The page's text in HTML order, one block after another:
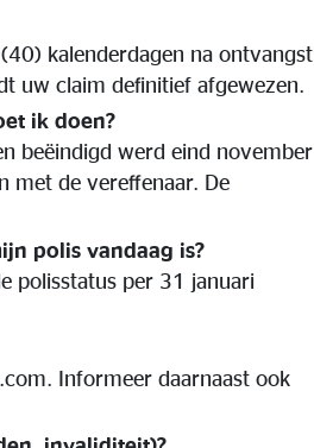
kalenderdagen na ontvangst
uw claim definitief afgewezen.
ik doen?
beëindigd werd eind november
met de vereffenaar. De
polis vandaag is?
polisstatus per 31 januari
Informeer daarnaast ook